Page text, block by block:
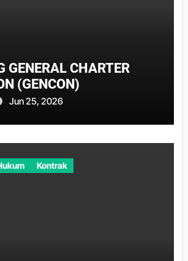
GENERAL CHARTER
(GENCON)
Jun 25, 2026
Kontrak